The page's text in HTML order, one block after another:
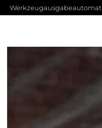
Werkzeugausgabeautomat